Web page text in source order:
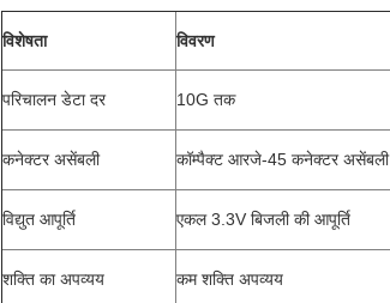
विशेषता विवरण
परिचालन डेटा दर 10G तक
कनेक्टर असेंबली कॉम्पैक्ट आरजे-45 कनेक्टर असेंबली
विद्युत आपूर्ति एकल 3.3V बिजली की आपूर्ति
शक्ति का अपव्यय कम शक्ति अपव्यय